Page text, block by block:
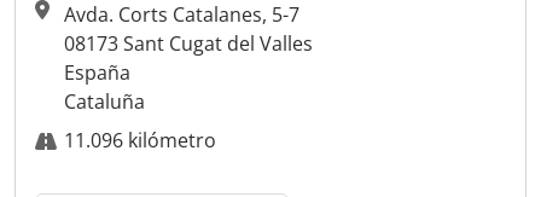
Avda. Corts Catalanes, 5-7
08173 Sant Cugat del Valles
España
Cataluña
11.096 kilómetro